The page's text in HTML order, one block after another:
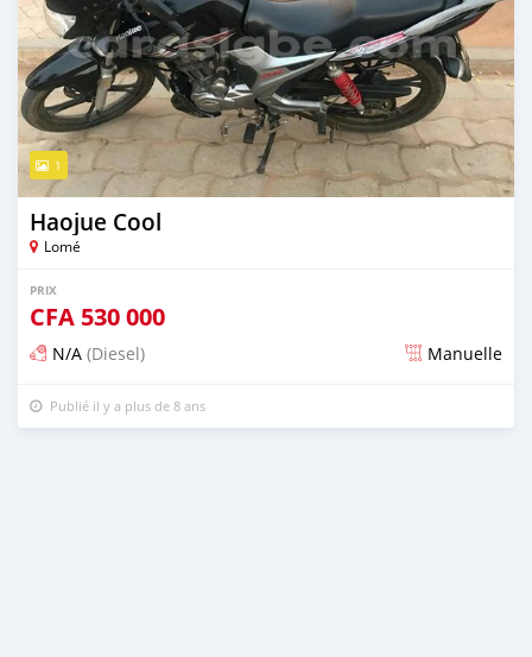
1
Haojue Cool
Lomé
PRIX
CFA 530 000
N/A (Diesel) Manuelle
Publié il y a plus de 8 ans